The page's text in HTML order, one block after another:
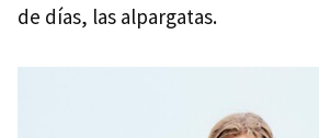
de días, las alpargatas.